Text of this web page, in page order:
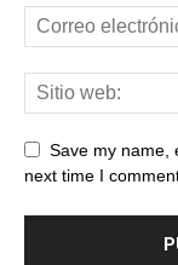
Save my name,
next time I